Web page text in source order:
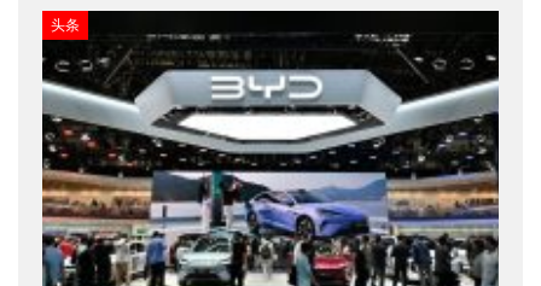
头条